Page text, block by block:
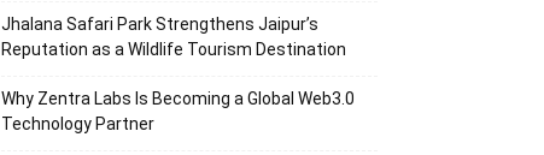
Jhalana Safari Park Strengthens Jaipur’s
Reputation as a Wildlife Tourism Destination
Why Zentra Labs Is Becoming a Global Web3.0
Technology Partner